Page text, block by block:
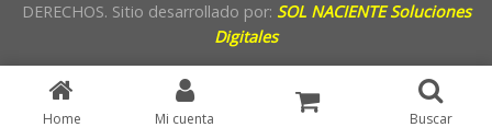
DERECHOS. Sitio desarrollado por: SOL NACIENTE Soluciones
Digitales
Home Mi cuenta Buscar